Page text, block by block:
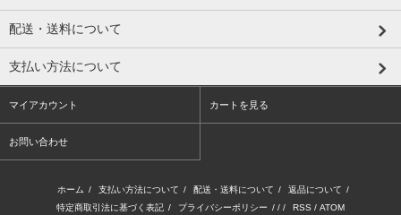
配送・送料について
支払い方法について
マイアカウント カートを見る
お問い合わせ
ホーム / 支払い方法について / 配送・送料について / 返品について /
特定商取引法に基づく表記 / プライバシーポリシー / / / RSS / ATOM